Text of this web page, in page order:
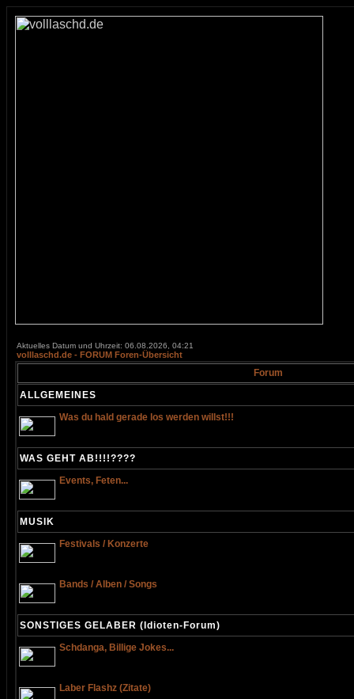
Aktuelles Datum und Uhrzeit: 06.08.2026, 04:21
volllaschd.de - FORUM Foren-Übersicht
Forum
ALLGEMEINES
Was du hald gerade los werden willst!!!
WAS GEHT AB!!!!????
Events, Feten...
MUSIK
Festivals / Konzerte
Bands / Alben / Songs
SONSTIGES GELABER (Idioten-Forum)
Schdanga, Billige Jokes...
Laber Flashz (Zitate)